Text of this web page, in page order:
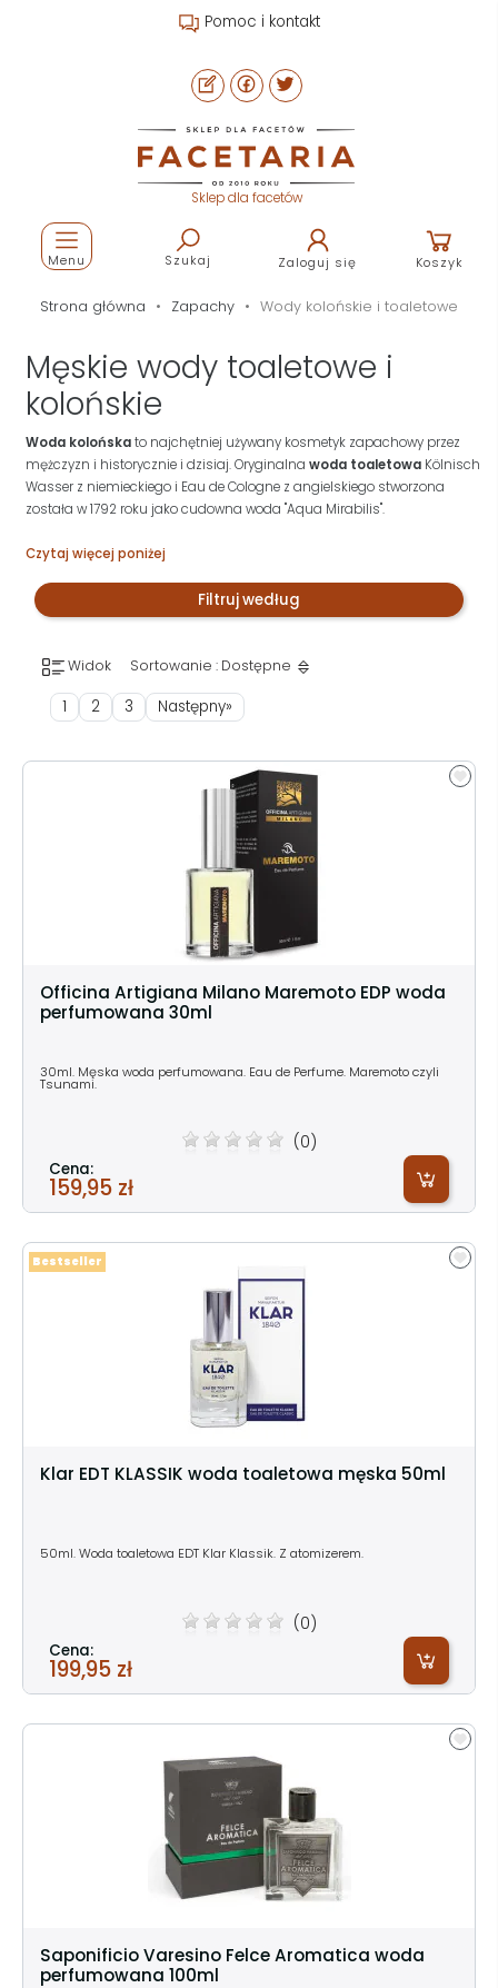
Pomoc i kontakt
Sklep dla facetów
Szukaj Zaloguj się Koszyk
Menu
Strona główna Zapachy Wody kolońskie i toaletowe
Męskie wody toaletowe i
kolońskie
Woda kolońskato najchętniej używany kosmetyk zapachowy przez
mężczyzn i historycznie i dzisiaj. Oryginalna woda toaletowa Kölnisch
Wasser z niemieckiego i Eau de Cologne z angielskiego stworzona
została w 1792 roku jako cudowna woda "Aqua Mirabilis".
Czytaj więcej poniżej
Filtruj według
Widok Sortowanie : Dostępne
1 2 3 Następny»
Officina Artigiana Milano Maremoto EDP woda
perfumowana 30ml
30ml. Męska woda perfumowana. Eau de Perfume. Maremoto czyli
Tsunami.
(0)
Cena:
159,95 zł
Klar EDT KLASSIK woda toaletowa męska 50ml
50ml. Woda toaletowa EDT Klar Klassik. Z atomizerem.
(0)
Cena:
199,95 zł
Bestseller
Saponificio Varesino Felce Aromatica woda
perfumowana 100ml